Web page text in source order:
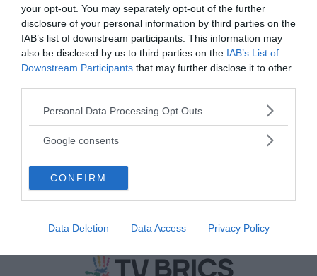
your opt-out. You may separately opt-out of the further
disclosure of your personal information by third parties on the
IAB’s list of downstream participants. This information may
also be disclosed by us to third parties on the IAB’s List of
Downstream Participants that may further disclose it to other
Please note that this website/app uses one or more Google
not limited to your visit or usage behaviour. You may click to
use your data for below specified purposes in below Google
consent section.
Personal Data Processing Opt Outs
Google consents
CONFIRM
Data Deletion Data Access Privacy Policy
MEDIA PARTNERS